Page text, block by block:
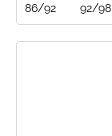
86/92 92/98